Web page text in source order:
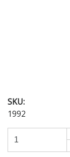
SKU:
1992